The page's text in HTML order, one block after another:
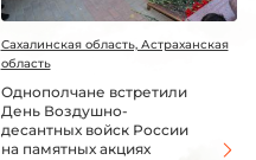
Сахалинская область, Астраханская
область
Однополчане встретили
День Воздушно-
десантных войск России
на памятных акциях